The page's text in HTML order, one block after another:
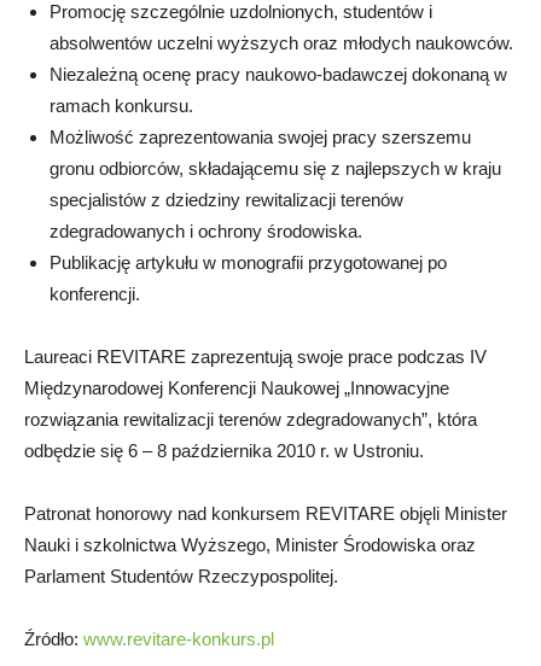
Promocję szczególnie uzdolnionych, studentów i
absolwentów uczelni wyższych oraz młodych naukowców.
Niezależną ocenę pracy naukowo-badawczej dokonaną w
ramach konkursu.
Możliwość zaprezentowania swojej pracy szerszemu
gronu odbiorców, składającemu się z najlepszych w kraju
specjalistów z dziedziny rewitalizacji terenów
zdegradowanych i ochrony środowiska.
Publikację artykułu w monografii przygotowanej po
konferencji.
Laureaci REVITARE zaprezentują swoje prace podczas IV
Międzynarodowej Konferencji Naukowej „Innowacyjne
rozwiązania rewitalizacji terenów zdegradowanych”, która
odbędzie się 6 – 8 października 2010 r. w Ustroniu.
Patronat honorowy nad konkursem REVITARE objęli Minister
Nauki i szkolnictwa Wyższego, Minister Środowiska oraz
Parlament Studentów Rzeczypospolitej.
Źródło: www.revitare-konkurs.pl